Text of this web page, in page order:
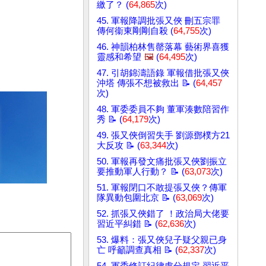
繳了？ (64,865次)
45. 軍報降調批張又俠 刪五宗罪
傳何衞東剛剛自殺 (64,755次)
46. 神韻柏林售罄落幕 藝術界喜獲
靈感和希望 🖼️ (64,495次)
47. 引胡錦濤語錄 軍報借批張又俠
沖塔 傳張不想被救出 📝 (64,457
次)
48. 軍委委員不夠 董軍湊數陪習作
秀 📝 (64,179次)
49. 張又俠倒習失手 劉源鄧樸方21
大反攻 📝 (63,344次)
50. 軍報再發文痛批張又俠劉振立
要推動軍人行動？ 📝 (63,073次)
51. 軍報閉口不敢提張又俠？傳軍
隊異動包圍北京 📝 (63,069次)
52. 抓張又俠錯了 ！政治局大佬要
習近平糾錯 📝 (62,636次)
53. 爆料：張又俠兒子疑父親已身
亡 呼籲調查真相 📝 (62,337次)